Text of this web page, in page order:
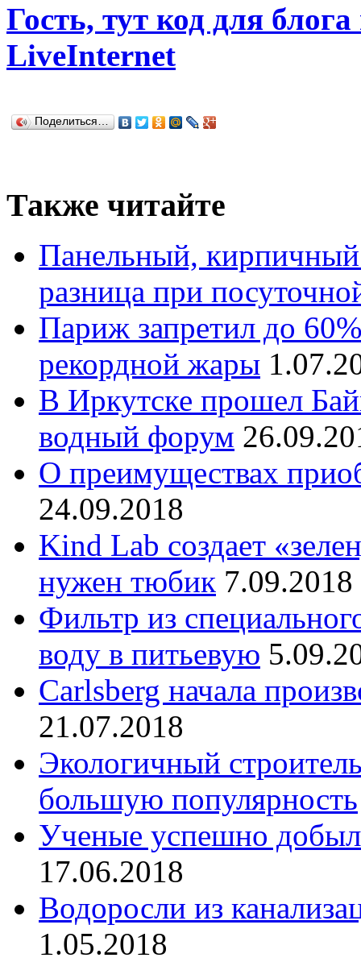
Гость, тут код для
LiveInternet
Поделиться…
Также читайте
Панельный,
разница при
Париж запретил до
рекордной жары
В Иркутске прошел
водный форум
О преимуществах
24.09.2018
Kind Lab создает
нужен тюбик 7.09.2018
Фильтр из
воду в питьевую
Carlsberg начала
21.07.2018
Экологичный
большую популярность
Ученые успешно
17.06.2018
Водоросли из
1.05.2018